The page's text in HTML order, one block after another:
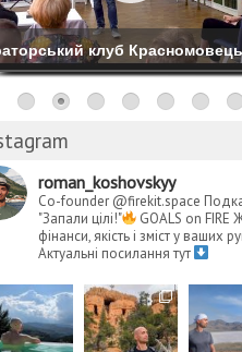
катання на Буковелі
roman_koshovskyy
Co-founder @firekit.space
"Запали цілі!"
GOALS on FIRE
фінанси, якість і зміст у ваших
Актуальні посилання тут